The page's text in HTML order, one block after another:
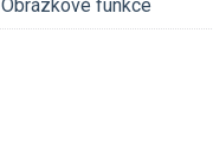
Obrázkové funkce